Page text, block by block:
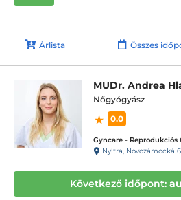
Árlista Összes
MUDr. Andrea
Nőgyógyász
0.0
Gyncare -
Nyitra, Novozámocká
Következő időpont: